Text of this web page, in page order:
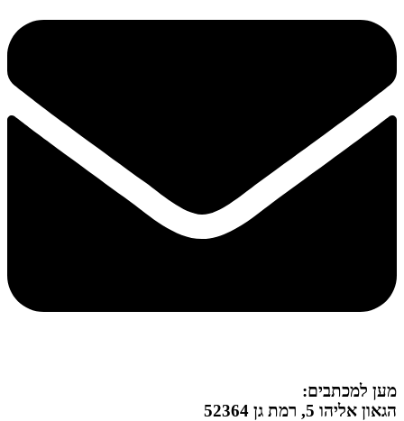
מען למכתבים:
הגאון אליהו 5, רמת גן 52364